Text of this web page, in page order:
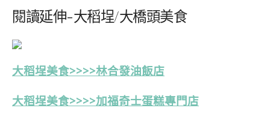
閱讀延伸-大稻埕/大橋頭美食
大稻埕美食>>>>林合發油飯店
大稻埕美食>>>>加福奇士蛋糕專門店